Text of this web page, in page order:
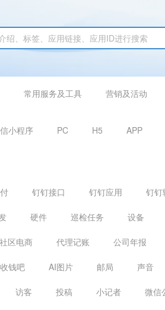
常用服务及工具 营销及活动
小程序 PC H5 APP
钉钉接口 钉钉应用 钉钉
硬件 巡检任务 设备
社区电商 代理记账 公司年报
收钱吧 AI图片 邮局 声音
访客 投稿 小记者 微信